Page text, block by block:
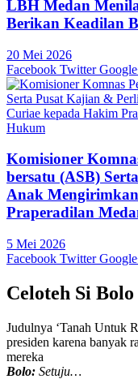
LBH Medan
Berikan Keadilan
20 Mei 2026
Facebook Twitter
Hukum
Komisioner
bersatu (ASB)
Anak
Praperadilan
5 Mei 2026
Facebook Twitter
Celoteh Si Bolo
Judulnya ‘Tanah Untuk
presiden karena banyak
mereka
Bolo: Setuju…